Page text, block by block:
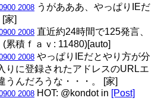
2008 うがあああ、やっぱりIEだ
家]
2008 直近約24時間で125発言、
累積ｆａｖ: 11480)[auto]
2008 やっぱりIEだとやり方が分
りに登録されたアドレスのURLエ
うんだろうな・・・。 [家]
2008 HOT: @kondot in [Post]